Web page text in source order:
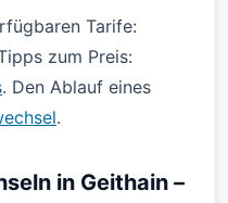
Tarife:
zum Preis:
. Den Ablauf eines
.
in Geithain –